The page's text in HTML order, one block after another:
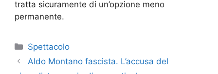
tratta sicuramente di un’opzione meno
permanente.
Categorie
Spettacolo
Aldo Montano fascista. L’accusa del